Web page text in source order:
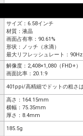
サイズ：6.58インチ
材質：液晶
画面占有率：90.61%
形状：ノッチ（水滴）
最大リフレッシュレート：90Hz
解像度：2,408×1,080（FHD+）
画面比率：20.1:9
401ppi/高精細でドットの粗さ
高さ：164.15mm
横幅：75.35mm
厚さ：8.4mm
185.5g